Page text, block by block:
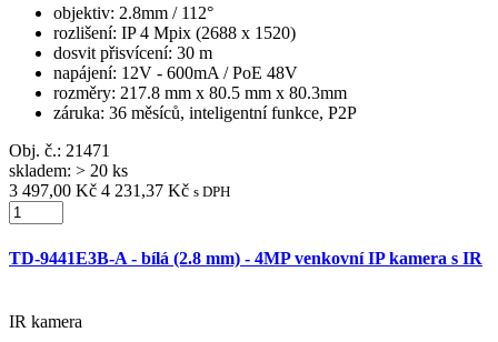
objektiv: 2.8mm / 112°
rozlišení: IP 4 Mpix (2688 x 1520)
dosvit přisvícení: 30 m
napájení: 12V - 600mA / PoE 48V
rozměry: 217.8 mm x 80.5 mm x 80.3mm
záruka: 36 měsíců, inteligentní funkce, P2P
Obj. č.: 21471
skladem: > 20 ks
3 497,00 Kč 4 231,37 Kč s DPH
TD-9441E3B-A - bílá (2.8 mm) - 4MP venkovní IP kamera s IR
IR kamera